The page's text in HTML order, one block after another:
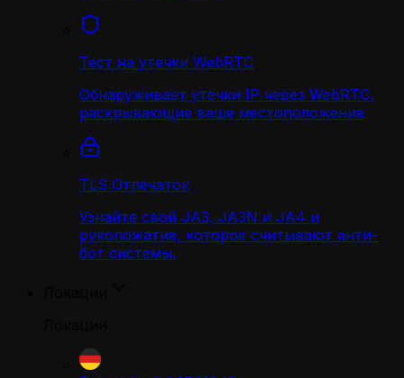
Тест на утечки WebRTC
Обнаруживает утечки IP через WebRTC,
раскрывающие ваше местоположение
TLS Отпечаток
Узнайте свой JA3, JA3N и JA4 и
рукопожатие, которое считывают анти-
бот системы.